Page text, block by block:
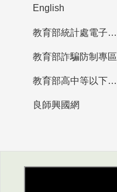
English
教育部統計處電子書櫃
教育部詐騙防制專區
教育部高中等以下學校及幼兒園教師資格檢定考試
良師興國網